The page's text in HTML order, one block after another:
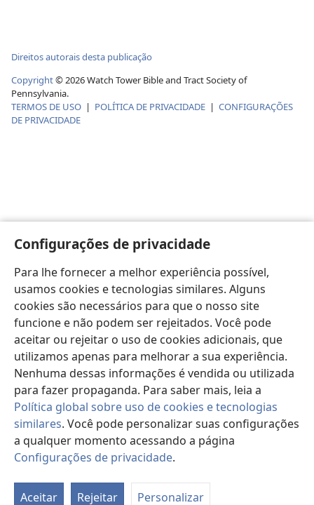
Configurações de privacidade
Para lhe fornecer a melhor experiência possível,
usamos cookies e tecnologias similares. Alguns
cookies são necessários para que o nosso site
funcione e não podem ser rejeitados. Você pode
aceitar ou rejeitar o uso de cookies adicionais, que
utilizamos apenas para melhorar a sua experiência.
Nenhuma dessas informações é vendida ou utilizada
para fazer propaganda. Para saber mais, leia a
Política global sobre uso de cookies e tecnologias
similares. Você pode personalizar suas configurações
a qualquer momento acessando a página
Configurações de privacidade.
Aceitar Rejeitar Personalizar
Direitos autorais desta publicação
Copyright© 2026Watch Tower Bible and Tract Society of
Pennsylvania.
TERMOS DE USO | POLÍTICA DE PRIVACIDADE | CONFIGURAÇÕES
DE PRIVACIDADE